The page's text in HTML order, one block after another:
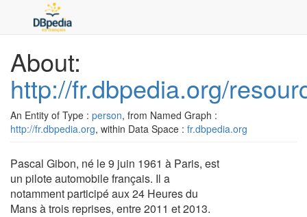
About:
http://fr.dbpedia.org/
An Entity of Type : person, from Named Graph :
http://fr.dbpedia.org, within Data Space : fr.dbpedia.org
Pascal Gibon, né le 9 juin 1961 à Paris, est
un pilote automobile français. Il a
notamment participé aux 24 Heures du
Mans à trois reprises, entre 2011 et 2013.